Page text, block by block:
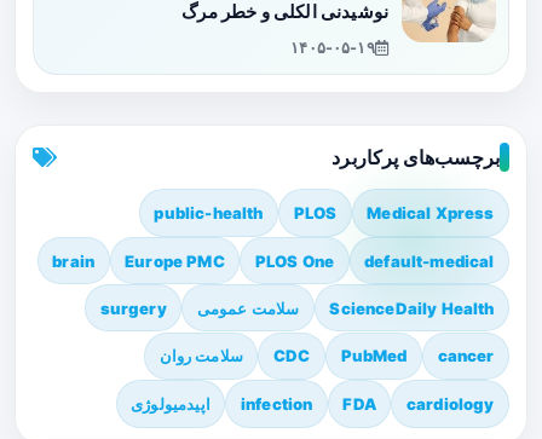
نوشیدنی الکلی و خطر مرگ
۱۴۰۵-۰۵-۱۹
برچسب‌های پرکاربرد
Medical Xpress
PLOS
public-health
default-medical
PLOS One
Europe PMC
brain
ScienceDaily Health سلامت عمومی surgery
cancer
PubMed
CDC سلامت روان
cardiology
FDA
infection اپیدمیولوژی